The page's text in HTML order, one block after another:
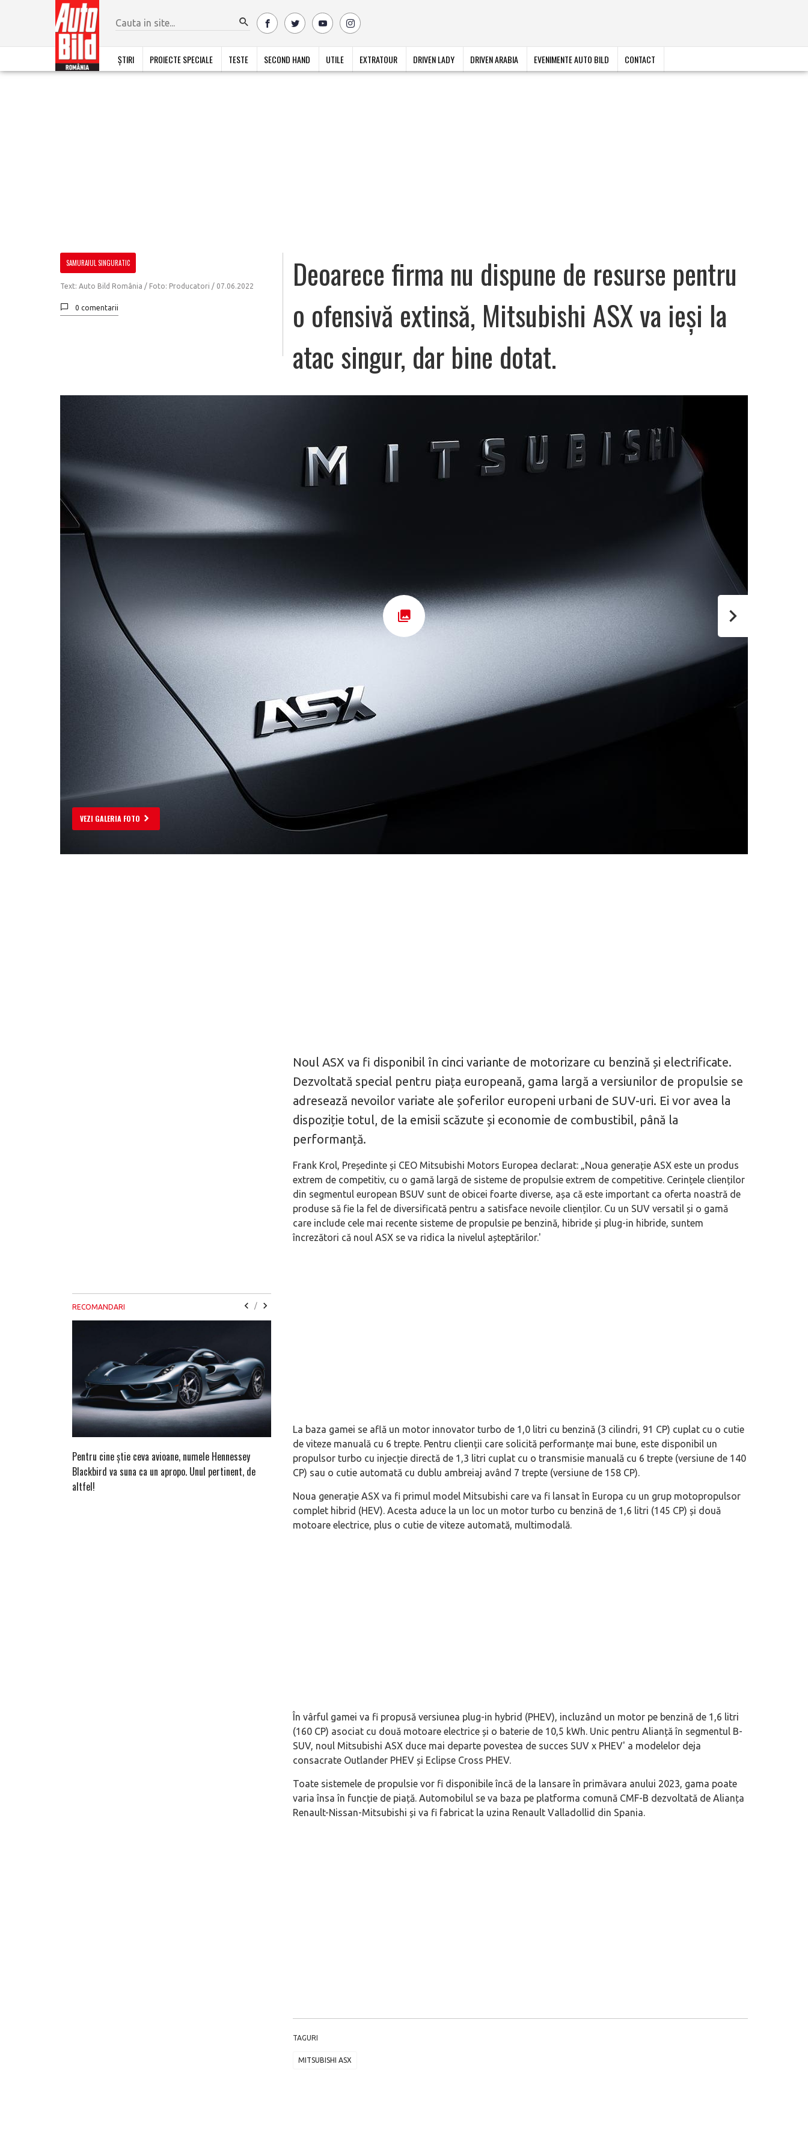
ȘTIRI PROIECTE SPECIALE TESTE SECOND HAND UTILE EXTRATOUR DRIVEN LADY DRIVEN ARABIA EVENIMENTE AUTO BILD CONTACT
SAMURAIUL SINGURATIC
Text: Auto Bild România / Foto: Producatori / 07.06.2022
0 comentarii
Deoarece firma nu dispune de resurse pentru
o ofensivă extinsă, Mitsubishi ASX va ieși la
atac singur, dar bine dotat.
VEZI GALERIA FOTO
Noul ASX va fi disponibil în cinci variante de motorizare cu benzină și electrificate.
Dezvoltată special pentru piața europeană, gama largă a versiunilor de propulsie se
adresează nevoilor variate ale șoferilor europeni urbani de SUV-uri. Ei vor avea la
dispoziție totul, de la emisii scăzute și economie de combustibil, până la
performanță.
Frank Krol, Președinte și CEO Mitsubishi Motors Europea declarat: „Noua generație ASX este un produs
extrem de competitiv, cu o gamă largă de sisteme de propulsie extrem de competitive. Cerințele clienților
din segmentul european BSUV sunt de obicei foarte diverse, așa că este important ca oferta noastră de
produse să fie la fel de diversificată pentru a satisface nevoile clienților. Cu un SUV versatil și o gamă
care include cele mai recente sisteme de propulsie pe benzină, hibride și plug-in hibride, suntem
încrezători că noul ASX se va ridica la nivelul așteptărilor.'
La baza gamei se află un motor innovator turbo de 1,0 litri cu benzină (3 cilindri, 91 CP) cuplat cu o cutie
de viteze manuală cu 6 trepte. Pentru clienții care solicită performanțe mai bune, este disponibil un
propulsor turbo cu injecție directă de 1,3 litri cuplat cu o transmisie manuală cu 6 trepte (versiune de 140
CP) sau o cutie automată cu dublu ambreiaj având 7 trepte (versiune de 158 CP).
Noua generație ASX va fi primul model Mitsubishi care va fi lansat în Europa cu un grup motopropulsor
complet hibrid (HEV). Acesta aduce la un loc un motor turbo cu benzină de 1,6 litri (145 CP) și două
motoare electrice, plus o cutie de viteze automată, multimodală.
În vârful gamei va fi propusă versiunea plug-in hybrid (PHEV), incluzând un motor pe benzină de 1,6 litri
(160 CP) asociat cu două motoare electrice și o baterie de 10,5 kWh. Unic pentru Alianță în segmentul B-
SUV, noul Mitsubishi ASX duce mai departe povestea de succes SUV x PHEV' a modelelor deja
consacrate Outlander PHEV și Eclipse Cross PHEV.
Toate sistemele de propulsie vor fi disponibile încă de la lansare în primăvara anului 2023, gama poate
varia însa în funcție de piață. Automobilul se va baza pe platforma comună CMF-B dezvoltată de Alianța
Renault-Nissan-Mitsubishi și va fi fabricat la uzina Renault Valladollid din Spania.
TAGURI
MITSUBISHI ASX
RECOMANDARI /
Pentru cine știe ceva avioane, numele Hennessey
Blackbird va suna ca un apropo. Unul pertinent, de
altfel!
Prima sportivă cu motor central a mărcii, omagiată
de noua ediție limitată Lamborghini Revuelto Miura
Dacă viața e „heavy duty”, măcar să-i ai alături pe cei
mai buni!
Nu doar un nou SUV premium: